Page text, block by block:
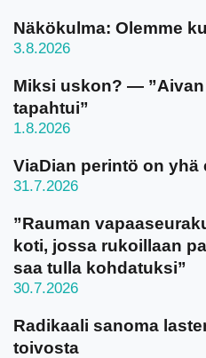
Näkökulma: Olemme
3.8.2026
Miksi uskon? —
tapahtui”
1.8.2026
ViaDian perintö on yhä
31.7.2026
”Rauman
koti, jossa rukoillaan
saa tulla kohdatuksi”
30.7.2026
Radikaali sanoma
toivosta